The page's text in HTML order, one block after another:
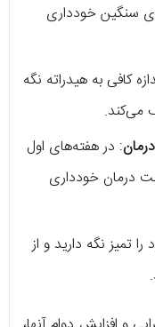
سنگین خودداری
کافی به هیدراته نگه
می‌کند.
: در هفته‌های اول
درمان خودداری
تمیز نگه دارید و از